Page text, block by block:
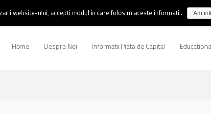
Home Despre Noi Informatii Piata de Capital
website-ului, accepti modul in care folosim aceste informatii. Am